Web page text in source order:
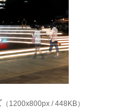
（1200x800px / 448KB）